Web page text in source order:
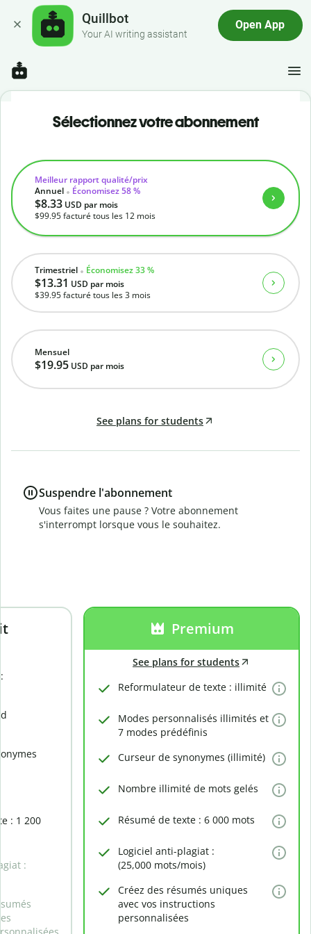
Quillbot
Your AI writing assistant
Open App
: 1 200
:
Premium
See plans for students
Reformulateur de texte : illimité
Modes personnalisés illimités et
7 modes prédéfinis
Curseur de synonymes (illimité)
Nombre illimité de mots gelés
Résumé de texte : 6 000 mots
Logiciel anti-plagiat :
(25,000 mots/mois)
Créez des résumés uniques
avec vos instructions
personnalisées
Sélectionnez votre abonnement
Mensuel
$19.95 USD par mois
Trimestriel Économisez 33 %
$13.31 USD par mois
$39.95facturé tous les 3 mois
Meilleur rapport qualité/prix
Annuel
Économisez 58 %
$8.33 USD par mois
$99.95facturé tous les 12 mois
See plans for students
Suspendre l'abonnement
Vous faites une pause ? Votre abonnement
s'interrompt lorsque vous le souhaitez.